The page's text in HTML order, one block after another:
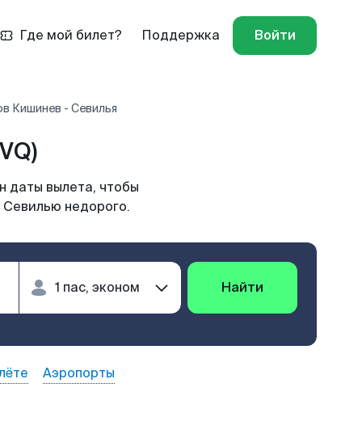
Где мой билет? Поддержка Войти
Кишинев - Севилья
даты вылета, чтобы
Севилью недорого.
Найти
Аэропорты